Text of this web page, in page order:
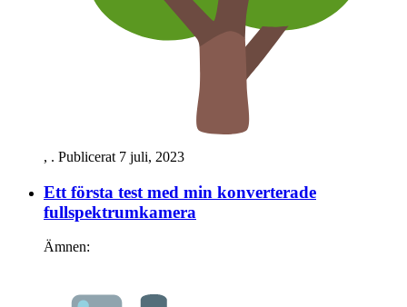
, . Publicerat 7 juli, 2023
Ett första test med min konverterade
fullspektrum­kamera
Ämnen: